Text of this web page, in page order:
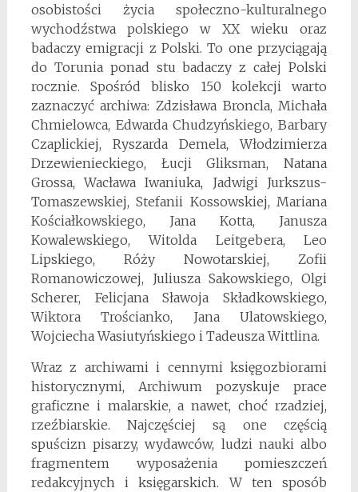
osobistości życia społeczno-kultu­ralnego
wychodźstwa polskiego w XX wieku oraz
badaczy emigracji z Polski. To one przyciągają
do Torunia ponad stu badaczy z całej Polski
rocznie. Spośród blisko 150 kolekcji warto
zaznaczyć archiwa: Zdzisława Broncla, Michała
Chmielowca, Edwarda Chudzyńskiego, Barbary
Czaplickiej, Ryszarda Demela, Włodzimierza
Drzewienieckiego, Łucji Gliksman, Natana
Grossa, Wacława Iwaniuka, Jadwigi Jurkszus-
Tomaszewskiej, Stefanii Kossowskiej, Mariana
Kościałkowskiego, Jana Kotta, Janusza
Kowalewskiego, Witolda Leitgebera, Leo
Lipskiego, Róży Nowotarskiej, Zofii
Romanowiczowej, Juliusza Sakowskiego, Olgi
Scherer, Felicjana Sławoja Składkowskiego,
Wiktora Trościanko, Jana Ulatowskiego,
Wojciecha Wasiutyńskiego i Tadeusza Wittlina.
Wraz z archiwami i cennymi księ­goz­biorami
historycznymi, Archiwum pozyskuje prace
graficzne i malarskie, a nawet, choć rzadziej,
rzeźbiarskie. Najczęściej są one częścią
spuścizn pisarzy, wydawców, ludzi nauki albo
fragmentem wyposażenia pomieszczeń
redakcyjnych i księgarskich. W ten sposób